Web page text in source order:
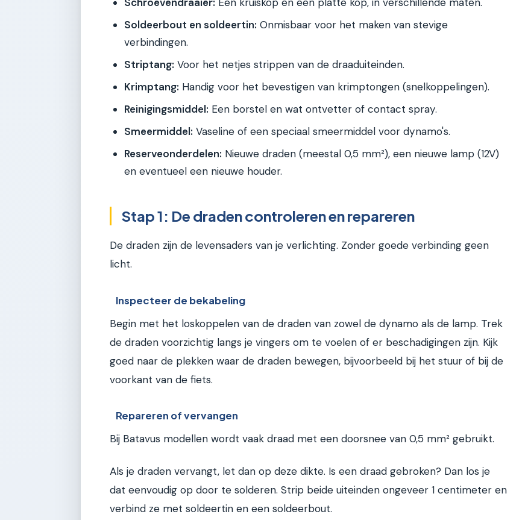
Soldeerbout en soldeertin: Onmisbaar voor het maken van stevige
verbindingen.
Striptang: Voor het netjes strippen van de draaduiteinden.
Krimptang: Handig voor het bevestigen van krimptongen (snelkoppelingen).
Reinigingsmiddel: Een borstel en wat ontvetter of contact spray.
Smeermiddel: Vaseline of een speciaal smeermiddel voor dynamo's.
Reserveonderdelen: Nieuwe draden (meestal 0,5 mm²), een nieuwe lamp (12V)
en eventueel een nieuwe houder.
Stap 1: De draden controleren en repareren
De draden zijn de levensaders van je verlichting. Zonder goede verbinding geen
licht.
Inspecteer de bekabeling
Begin met het loskoppelen van de draden van zowel de dynamo als de lamp. Trek
de draden voorzichtig langs je vingers om te voelen of er beschadigingen zijn. Kijk
goed naar de plekken waar de draden bewegen, bijvoorbeeld bij het stuur of bij de
voorkant van de fiets.
Repareren of vervangen
Bij Batavus modellen wordt vaak draad met een doorsnee van 0,5 mm² gebruikt.
Als je draden vervangt, let dan op deze dikte. Is een draad gebroken? Dan los je
dat eenvoudig op door te solderen. Strip beide uiteinden ongeveer 1 centimeter en
verbind ze met soldeertin en een soldeerbout.